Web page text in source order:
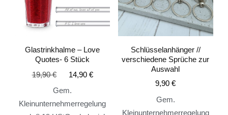
Glastrinkhalme – Love
Quotes- 6 Stück
19,90€ 14,90 €
Gem.
Kleinunternehmerregelung
Schlüsselanhänger //
verschiedene Sprüche zur
Auswahl
9,90€
Gem.
Kleinunternehmerregelung